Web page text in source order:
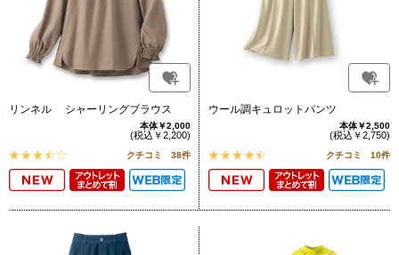
リンネル シャーリングブラウス
本体￥2,000
(税込￥2,200)
クチコミ 38件
ウール調キュロットパンツ
本体￥2,500
(税込￥2,750)
クチコミ 10件